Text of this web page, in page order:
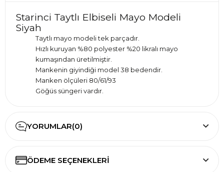
Starinci Taytlı Elbiseli Mayo Modeli
Siyah
Taytlı mayo modeli tek parçadır.
Hızlı kuruyan %80 polyester %20 likralı mayo
kumaşından üretilmiştir.
Mankenin giyindiği model 38 bedendir.
Manken ölçüleri 80/61/93
Göğüs süngeri vardır.
YORUMLAR(0)
ÖDEME SEÇENEKLERI